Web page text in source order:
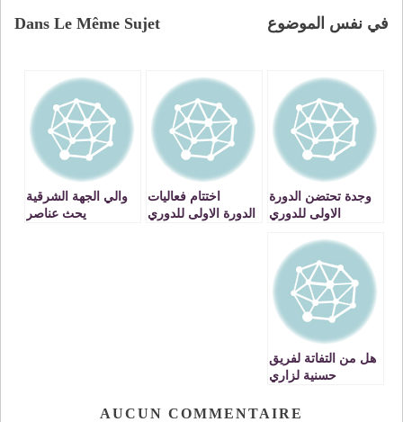
Dans Le Même Sujet في نفس الموضوع
وجدة تحتضن الدورة
الاولى للدوري
اختتام فعاليات
الدورة الاولى للدوري
والي الجهة الشرقية
يحث عناصر
هل من التفاتة لفريق
حسنية لزاري
AUCUN COMMENTAIRE